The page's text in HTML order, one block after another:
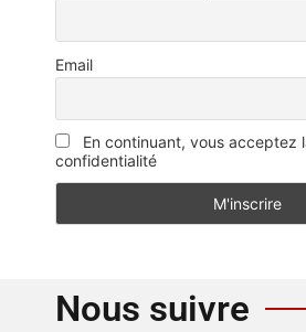
Email
En continuant, vous acceptez
confidentialité
Nous suivre